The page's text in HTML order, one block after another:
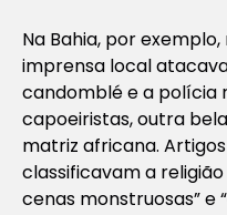
Na Bahia, por
imprensa local
candomblé e a polícia
capoeiristas, outra
matriz africana.
classificavam a
cenas monstruosas” e